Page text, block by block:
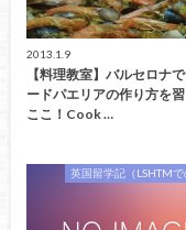
2013.1.9
【料理教室】バルセロナ
ードパエリアの作り方を
ここ！Cook …
英国留学記（LSHTMで